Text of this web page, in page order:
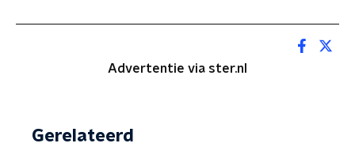
Advertentie via ster.nl
Gerelateerd